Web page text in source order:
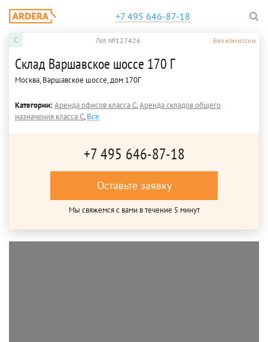
+7 495 646-87-18
C Лот №127426 Без комиссии
Склад Варшавское шоссе 170 Г
Москва, Варшавское шоссе, дом 170Г
Категории:Аренда офисов класса C,Аренда складов общего
назначения класса C,Все
+7 495 646-87-18
Оставьте заявку
Мы свяжемся с вами в течение 5 минут